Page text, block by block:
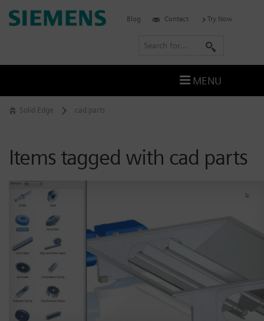
Skip
to
Solid Edge cad parts
Items tagged with cad parts
Siemens
Blog Contact Try Now
r
MENU